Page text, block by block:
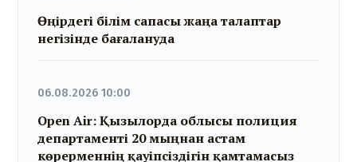
Өңірдегі білім сапасы жаңа талаптар
негізінде бағалануда
06.08.2026 10:00
Open Air: Қызылорда облысы полиция
департаменті 20 мыңнан астам
көрерменнің қауіпсіздігін қамтамасыз